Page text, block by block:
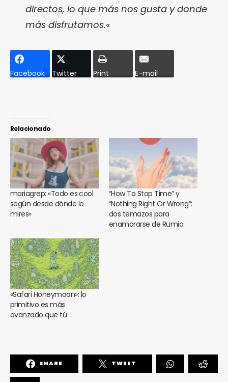
directos, lo que más nos gusta y donde
más disfrutamos.«
Facebook Twitter Print E-mail
Relacionado
mariagrep: «Todo es cool
según desde dónde lo
mires»
“How To Stop Time” y
“Nothing Right Or Wrong”:
dos temazos para
enamorarse de Rumia
«Safari Honeymoon»: lo
primitivo es más
avanzado que tú
SHARE TWEET